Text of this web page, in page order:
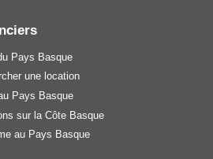
Pays Basque
une location
Pays Basque
sur la Côte Basque
au Pays Basque